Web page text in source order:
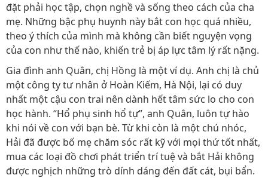
đặt phải học tập, chọn nghề và sống theo cách của cha
mẹ. Những bậc phụ huynh này bắt con học quá nhiều,
theo ý thích của mình mà không cần biết nguyện vọng
của con như thế nào, khiến trẻ bị áp lực tâm lý rất nặng.
Gia đình anh Quân, chị Hồng là một ví dụ. Anh chị là chủ
một công ty tư nhân ở Hoàn Kiếm, Hà Nội, lại có duy
nhất một cậu con trai nên dành hết tâm sức lo cho con
học hành. “Hổ phụ sinh hổ tự”, anh Quân, luôn tự hào
khi nói về con với bạn bè. Từ khi còn là một chú nhóc,
Hải đã được bố mẹ chăm sóc rất kỹ với mọi thứ tốt nhất,
mua các loại đồ chơi phát triển trí tuệ và bắt Hải không
được nghịch những trò dính dáng đến đất cát, bụi bẩn.